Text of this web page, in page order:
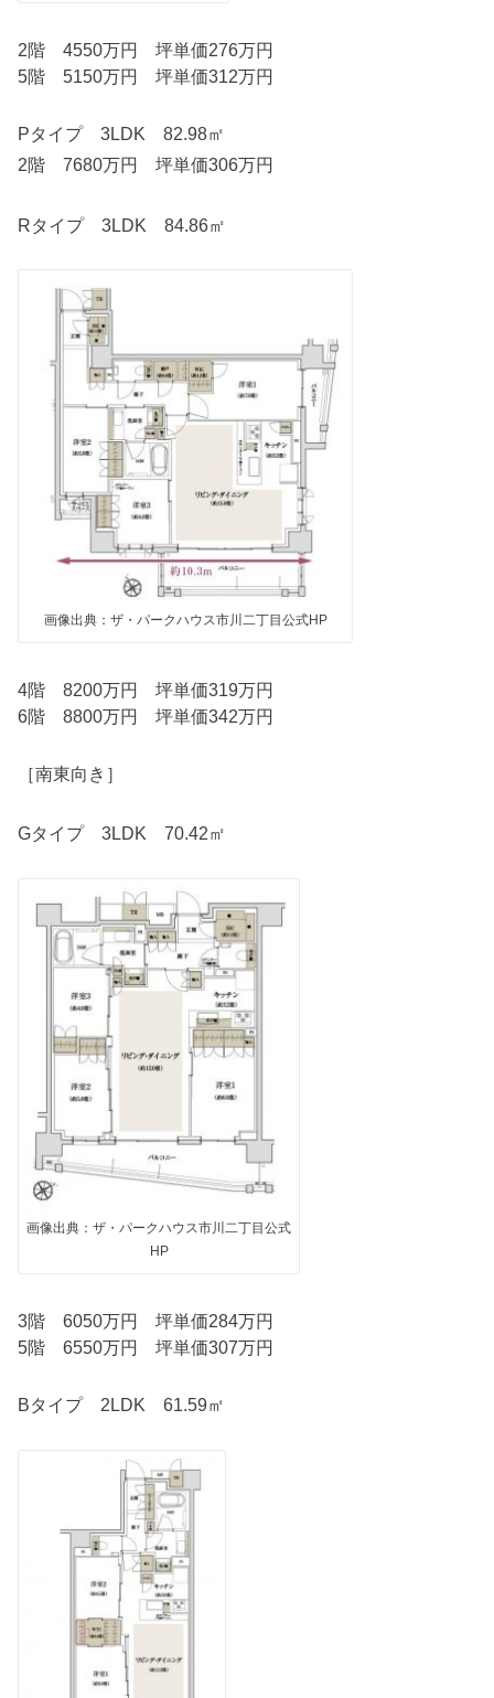
2階 4550万円 坪単価276万円
5階 5150万円 坪単価312万円
Pタイプ 3LDK 82.98㎡
2階 7680万円 坪単価306万円
Rタイプ 3LDK 84.86㎡
画像出典：ザ・パークハウス市川二丁目公式HP
4階 8200万円 坪単価319万円
6階 8800万円 坪単価342万円
［南東向き］
Gタイプ 3LDK 70.42㎡
画像出典：ザ・パークハウス市川二丁目公式
HP
3階 6050万円 坪単価284万円
5階 6550万円 坪単価307万円
Bタイプ 2LDK 61.59㎡